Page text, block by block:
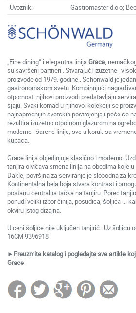
Uvoznik:
Gastromaster d.o.o;
„Fine dining“ i elegantna linijaGrace,
su savršeni partneri . Stvarajući izuzetne ,
proizvode od 1979. godine , Schonwald je
gastronomskom svetu. Kombinujući
otpornost, njihovi proizvodi predstavljaju
sjaju. Svaki komad u njihovoj kolekciji se
najnaprednijih svetskih postrojenja i peče se
rezultira izuzetno otpornom glazurom na
moderne i šarene linije, sve u korak sa
kupaca.
Grace linija objedinjuje klasično i moderno.
tanjira oivičava smena linija na obodima koje
Dakle, površina za serviranje je slobodna za
Kontinentalna bela boja stvara kontrast i
postanu centralna tačka na tanjiru. Pored
ponudi veliki izbor činija, posudica, šoljica ...
okviru istog dizajna.
U ceni šoljice nije uključen tanjirić . Uz šoljicu
16CM 9396918
►Preuzmite katalog i pogledajte sve artikle
Grace